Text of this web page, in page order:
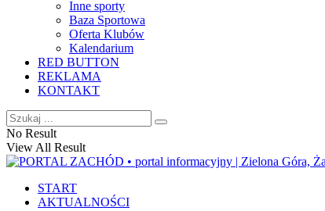
Inne sporty
Baza Sportowa
Oferta Klubów
Kalendarium
RED BUTTON
REKLAMA
KONTAKT
No Result
View All Result
START
AKTUALNOŚCI